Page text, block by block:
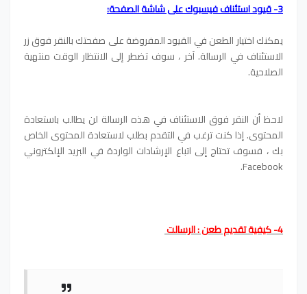
3- قيود استئناف فيسبوك على شاشة الصفحة:
يمكنك اختيار الطعن في القيود المفروضة على صفحتك بالنقر فوق زر
الاستئناف في الرسالة. آخر ، سوف تضطر إلى الانتظار الوقت منتهية
الصلاحية.
لاحظ أن النقر فوق الاستئناف في هذه الرسالة لن يطالب باستعادة
المحتوى. إذا كنت ترغب في التقدم بطلب لاستعادة المحتوى الخاص
بك ، فسوف تحتاج إلى اتباع الإرشادات الواردة في البريد الإلكتروني
Facebook.
4- كيفية تقديم طعن : الرسالت